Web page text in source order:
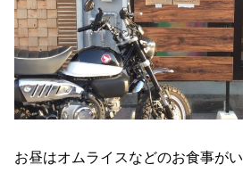
お昼はオムライスなどのお食事が